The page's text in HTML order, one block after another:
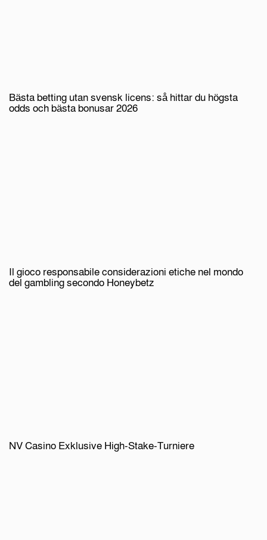
Bästa betting utan svensk licens: så hittar du högsta
odds och bästa bonusar 2026
Il gioco responsabile considerazioni etiche nel mondo
del gambling secondo Honeybetz
NV Casino Exklusive High-Stake-Turniere